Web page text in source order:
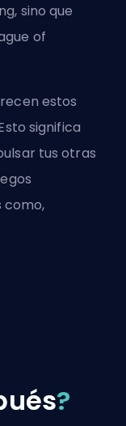
, sino que
of
estos
significa
tus otras
?